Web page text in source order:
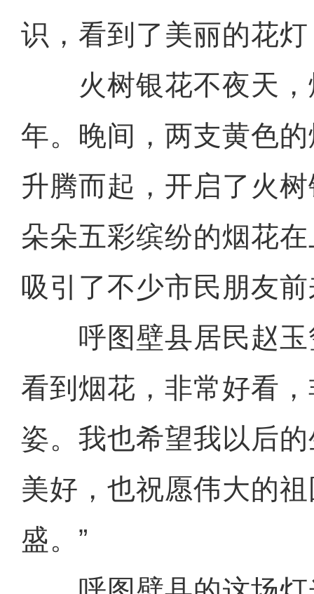
识，看到了美丽的花
火树银花不夜天，
年。晚间，两支黄色
升腾而起，开启了火
朵朵五彩缤纷的烟花
吸引了不少市民朋友
呼图壁县居民赵玉
看到烟花，非常好看
姿。我也希望我以后
美好，也祝愿伟大的
盛。”